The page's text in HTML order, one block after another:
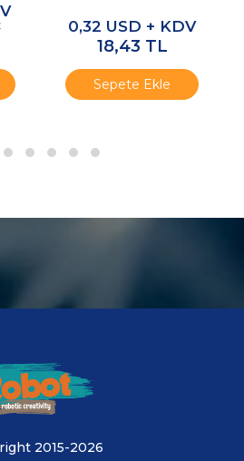
0,32 USD + KDV
18,43 TL
Sepete Ekle
2015-2026